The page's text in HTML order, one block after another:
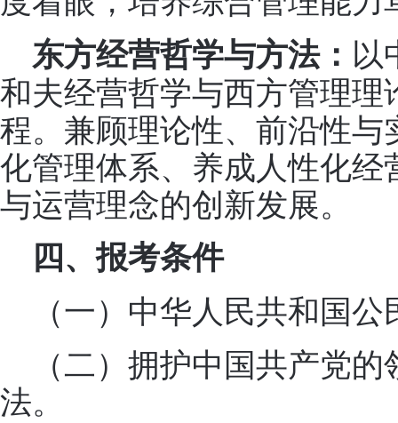
东方经营哲学与方法： 以
和夫经营哲学与西方管理
程。兼顾理论性、前沿性
化管理体系、养成人性化
与运营理念的创新发展。
四、报考条件
（一）中华人民共和国公
（二）拥护中国共产党
法。